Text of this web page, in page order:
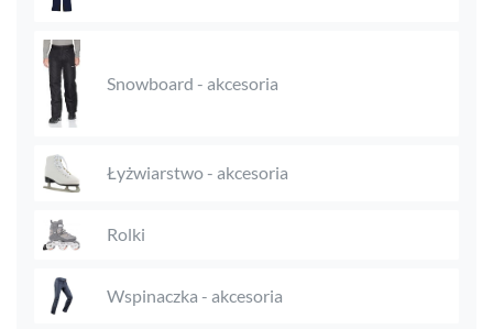
Snowboard - akcesoria
Łyżwiarstwo - akcesoria
Rolki
Wspinaczka - akcesoria